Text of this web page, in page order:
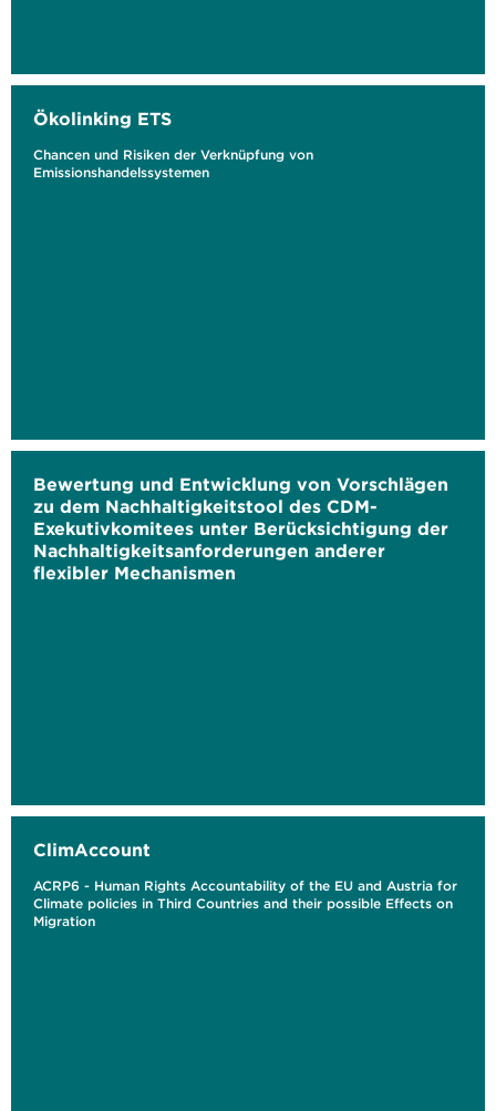
Ökolinking ETS
Chancen und Risiken der Verknüpfung von
Emissionshandelssystemen
Bewertung und Entwicklung von Vorschlägen
zu dem Nachhaltigkeitstool des CDM-
Exekutivkomitees unter Berücksichtigung der
Nachhaltigkeitsanforderungen anderer
flexibler Mechanismen
ClimAccount
ACRP6 - Human Rights Accountability of the EU and Austria for
Climate policies in Third Countries and their possible Effects on
Migration